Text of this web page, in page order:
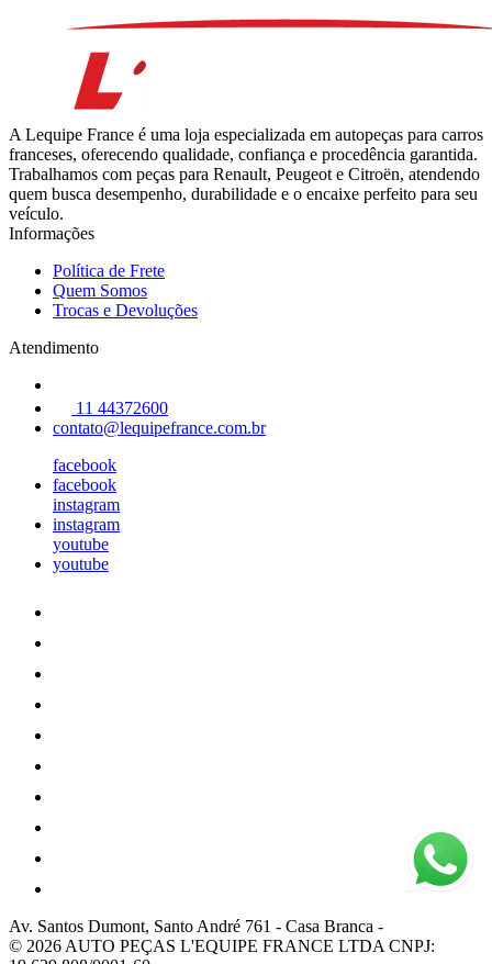
A Lequipe France é uma loja especializada em autopeças para carros
franceses, oferecendo qualidade, confiança e procedência garantida.
Trabalhamos com peças para Renault, Peugeot e Citroën, atendendo
quem busca desempenho, durabilidade e o encaixe perfeito para seu
veículo.
Informações
Política de Frete
Quem Somos
Trocas e Devoluções
Atendimento
11 44372600
contato@lequipefrance.com.br
facebook
facebook
instagram
instagram
youtube
youtube
Av. Santos Dumont, Santo André 761 - Casa Branca -
© 2026 AUTO PEÇAS L'EQUIPE FRANCE LTDA CNPJ: